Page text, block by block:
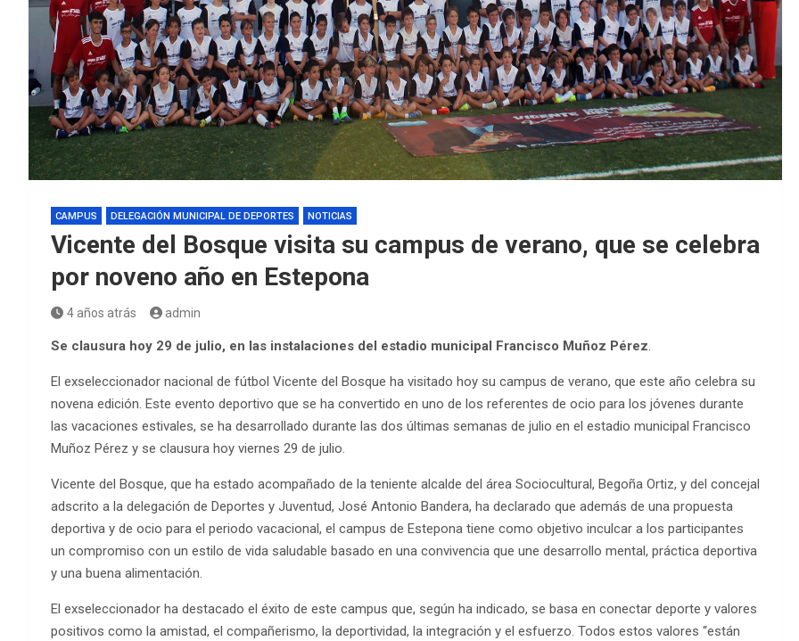
CAMPUS DELEGACIÓN MUNICIPAL DE DEPORTES NOTICIAS
Vicente del Bosque visita su campus de verano, que se celebra
por noveno año en Estepona
4 años atrás admin
Se clausura hoy 29 de julio, en las instalaciones del estadio municipal Francisco Muñoz Pérez.
El exseleccionador nacional de fútbol Vicente del Bosque ha visitado hoy su campus de verano, que este año celebra su
novena edición. Este evento deportivo que se ha convertido en uno de los referentes de ocio para los jóvenes durante
las vacaciones estivales, se ha desarrollado durante las dos últimas semanas de julio en el estadio municipal Francisco
Muñoz Pérez y se clausura hoy viernes 29 de julio.
Vicente del Bosque, que ha estado acompañado de la teniente alcalde del área Sociocultural, Begoña Ortiz, y del concejal
adscrito a la delegación de Deportes y Juventud, José Antonio Bandera, ha declarado que además de una propuesta
deportiva y de ocio para el periodo vacacional, el campus de Estepona tiene como objetivo inculcar a los participantes
un compromiso con un estilo de vida saludable basado en una convivencia que une desarrollo mental, práctica deportiva
y una buena alimentación.
El exseleccionador ha destacado el éxito de este campus que, según ha indicado, se basa en conectar deporte y valores
positivos como la amistad, el compañerismo, la deportividad, la integración y el esfuerzo. Todos estos valores “están
EDM 26-27 /